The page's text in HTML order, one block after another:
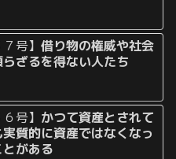
７号】借り物の権威や社会
ざるを得ない人たち
号】 かつて資産とされて
質的に資産ではなくなっ
がある